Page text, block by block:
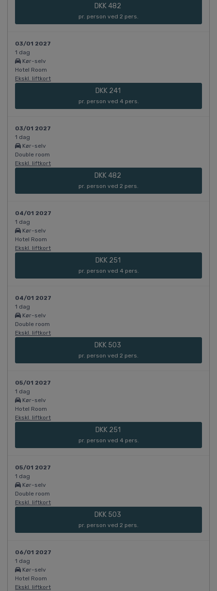
DKK 482
pr. person ved 2 pers.
03/01 2027
1 dag
Kør-selv
Hotel Room
Ekskl. liftkort
DKK 241
pr. person ved 4 pers.
03/01 2027
1 dag
Kør-selv
Double room
Ekskl. liftkort
DKK 482
pr. person ved 2 pers.
04/01 2027
1 dag
Kør-selv
Hotel Room
Ekskl. liftkort
DKK 251
pr. person ved 4 pers.
04/01 2027
1 dag
Kør-selv
Double room
Ekskl. liftkort
DKK 503
pr. person ved 2 pers.
05/01 2027
1 dag
Kør-selv
Hotel Room
Ekskl. liftkort
DKK 251
pr. person ved 4 pers.
05/01 2027
1 dag
Kør-selv
Double room
Ekskl. liftkort
DKK 503
pr. person ved 2 pers.
06/01 2027
1 dag
Kør-selv
Hotel Room
Ekskl. liftkort